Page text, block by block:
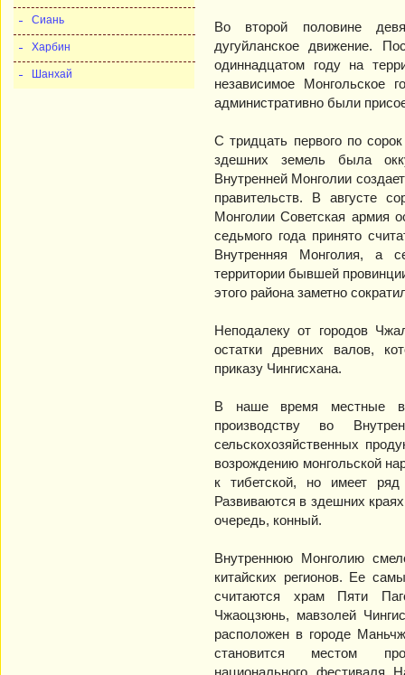
Во второй половине
дугуйланское движение.
одиннадцатом году на
независимое Монгольское
административно были
С тридцать первого по
здешних земель была
Внутренней Монголии
правительств. В августе
Монголии Советская армия
седьмого года принято
Внутренняя Монголия, а
территории бывшей
этого района заметно
Неподалеку от городов
остатки древних валов,
приказу Чингисхана.
В наше время местные
производству во
сельскохозяйственных
возрождению монгольской
к тибетской, но имеет ряд
Развиваются в здешних
очередь, конный.
Внутреннюю Монголию
китайских регионов. Ее
считаются храм Пяти
Чжаоцзюнь, мавзолей
расположен в городе
становится местом
национального
Сиань
Харбин
Шанхай